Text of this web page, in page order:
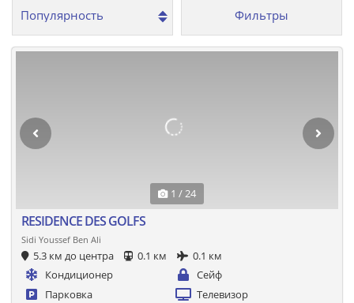
Фильтры
1 / 24
RESIDENCE DES GOLFS
Sidi Youssef Ben Ali
5.3 км до центра 0.1 км
0.1 км
Кондиционер
Сейф
Парковка
Телевизор